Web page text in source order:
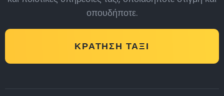
οπουδήποτε.
ΚΡΆΤΗΣΗ ΤΑΞΊ